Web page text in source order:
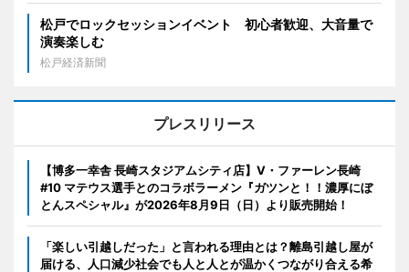
松戸でロックセッションイベント 初心者歓迎、大音量で
演奏楽しむ
松戸経済新聞
プレスリリース
【博多一幸舎 長崎スタジアムシティ店】V・ファーレン長崎
#10 マテウス選手とのコラボラーメン『ガツンと！！濃厚にぼ
とんスペシャル』が2026年8月9日（日）より販売開始！
「楽しい引越しだった」と言われる理由とは？離島引越し屋が
届ける、人口減少社会でも人と人とが温かくつながり合える希